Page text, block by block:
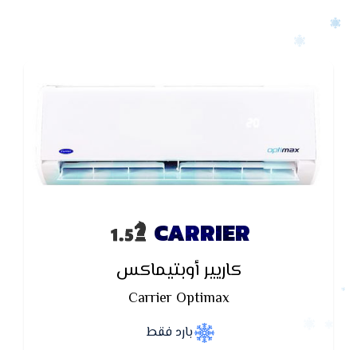
CARRIER
كاريير أوبتيماكس
Carrier Optimax
بارد فقط